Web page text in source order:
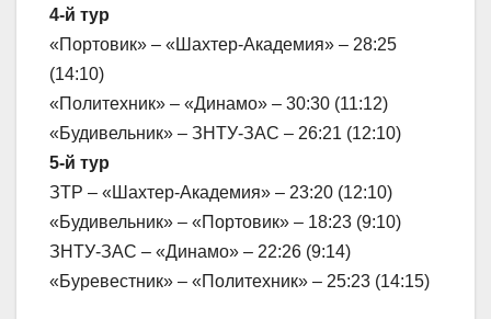
4-й тур
«Портовик» – «Шахтер-Академия» – 28:25
(14:10)
«Политехник» – «Динамо» – 30:30 (11:12)
«Будивельник» – ЗНТУ-ЗАС – 26:21 (12:10)
5-й тур
ЗТР – «Шахтер-Академия» – 23:20 (12:10)
«Будивельник» – «Портовик» – 18:23 (9:10)
ЗНТУ-ЗАС – «Динамо» – 22:26 (9:14)
«Буревестник» – «Политехник» – 25:23 (14:15)